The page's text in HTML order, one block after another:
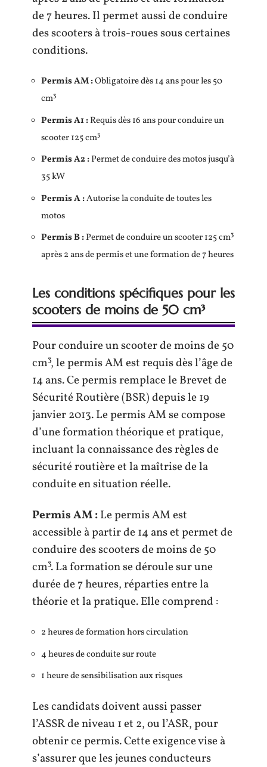
de 7 heures. Il permet aussi de conduire
des scooters à trois-roues sous certaines
conditions.
Permis AM :Obligatoire dès 14 ans pour les 50
cm³
Permis A1 :Requis dès 16 ans pour conduire un
scooter 125 cm³
Permis A2 :Permet de conduire des motos jusqu’à
35 kW
Permis A :Autorise la conduite de toutes les
motos
Permis B :Permet de conduire un scooter 125 cm³
après 2 ans de permis et une formation de 7 heures
Les conditions spécifiques pour les
scooters de moins de 50 cm³
Pour conduire un scooter de moins de 50
cm³, le permis AM est requis dès l’âge de
14 ans. Ce permis remplace le Brevet de
Sécurité Routière (BSR) depuis le 19
janvier 2013. Le permis AM se compose
d’une formation théorique et pratique,
incluant la connaissance des règles de
sécurité routière et la maîtrise de la
conduite en situation réelle.
Permis AM :Le permis AM est
accessible à partir de 14 ans et permet de
conduire des scooters de moins de 50
cm³. La formation se déroule sur une
durée de 7 heures, réparties entre la
théorie et la pratique. Elle comprend :
2 heures de formation hors circulation
4 heures de conduite sur route
1 heure de sensibilisation aux risques
Les candidats doivent aussi passer
l’ASSR de niveau 1 et 2, ou l’ASR, pour
obtenir ce permis. Cette exigence vise à
s’assurer que les jeunes conducteurs